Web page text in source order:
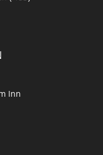
Inn